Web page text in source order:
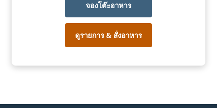
จองโต๊ะอาหาร
ดูรายการ & สั่งอาหาร